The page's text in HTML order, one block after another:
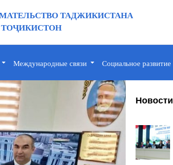
ТАДЖИКИСТАНА
Международные связи Социальное развитие
Новости